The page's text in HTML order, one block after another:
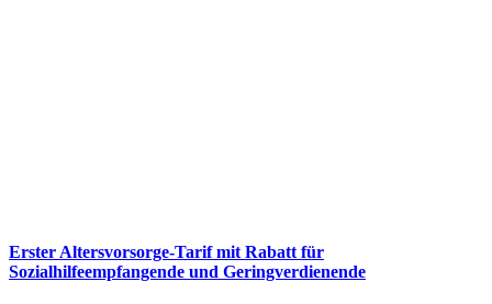
Erster Altersvorsorge-Tarif mit Rabatt für
Sozialhilfeempfangende und Geringverdienende